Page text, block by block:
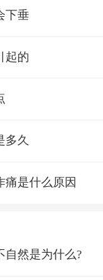
下垂
起的
多久
痛是什么原因
自然是为什么?